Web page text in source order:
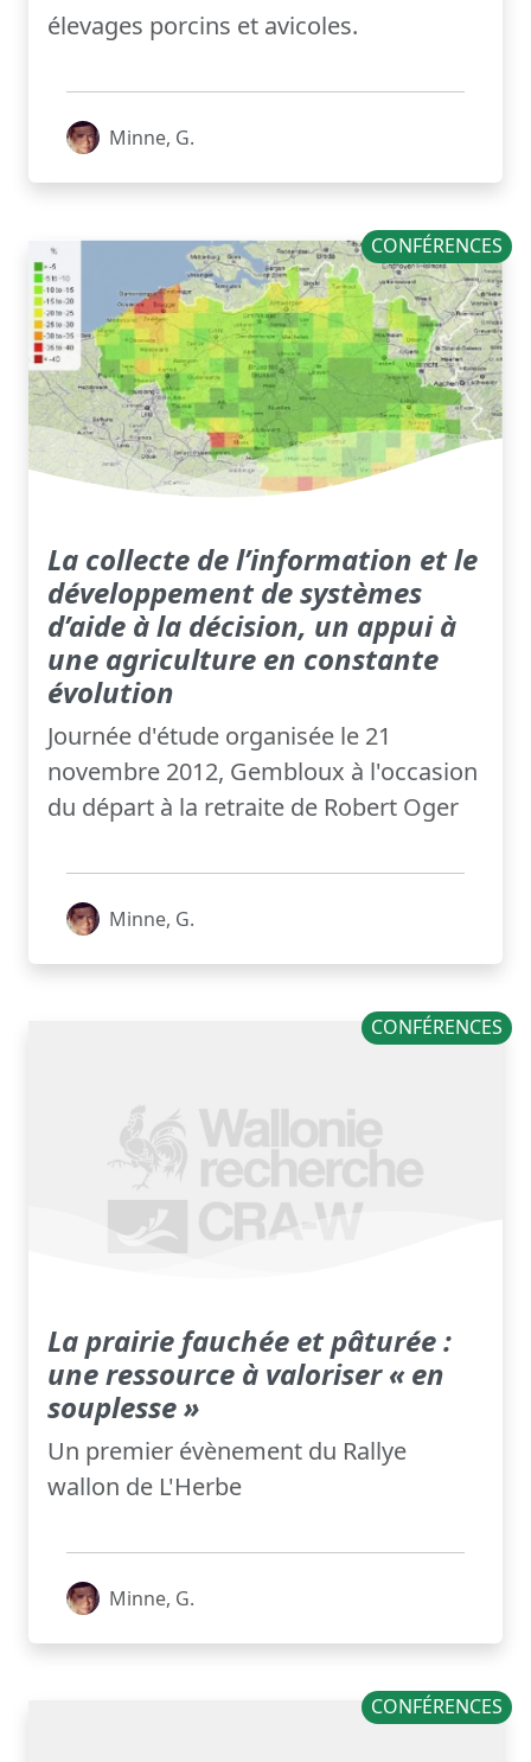
élevages porcins et avicoles.
Minne, G.
CONFÉRENCES
La collecte de l’information et le
développement de systèmes
d’aide à la décision, un appui à
une agriculture en constante
évolution
Journée d'étude organisée le 21
novembre 2012, Gembloux à l'occasion
du départ à la retraite de Robert Oger
Minne, G.
CONFÉRENCES
La prairie fauchée et pâturée :
une ressource à valoriser « en
souplesse »
Un premier évènement du Rallye
wallon de L'Herbe
Minne, G.
CONFÉRENCES